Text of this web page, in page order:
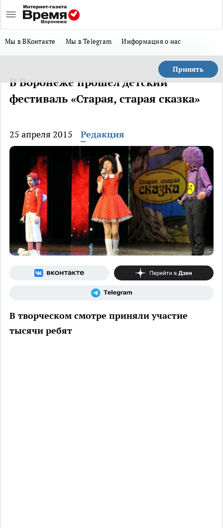
Мы в ВКонтакте Мы в Telegram Информация о нас
Принять
В Воронеже прошел детский
фестиваль «Старая, старая сказка»
25 апреля 2015 Редакция
В творческом смотре приняли участие
тысячи ребят